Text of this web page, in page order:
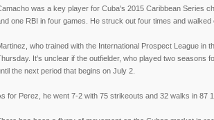
was a key player for Cuba's 2015 Caribbean Series
one RBI in four games. He struck out four times and walked
who trained with the International Prospect League in
It's unclear if the outfielder, who played two seasons
the next period that begins on July 2.
for Perez, he went 7-2 with 75 strikeouts and 32 walks in 87